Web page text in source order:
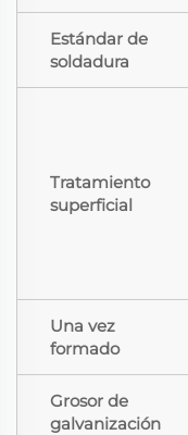
Estándar de
soldadura
Tratamiento
superficial
Una vez
formado
Grosor de
galvanización